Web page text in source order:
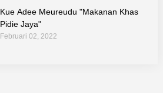
Kue Adee Meureudu "Makanan Khas
Pidie Jaya"
Februari 02, 2022